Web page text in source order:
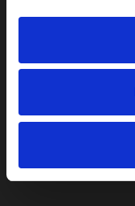
festivaluri
Pentru copii